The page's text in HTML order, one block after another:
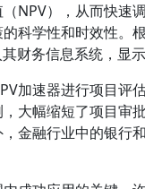
NPV），从而快速
科学性和时效性。
财务信息系统，显
加速器进行项目评
大幅缩短了项目审
金融行业中的银行